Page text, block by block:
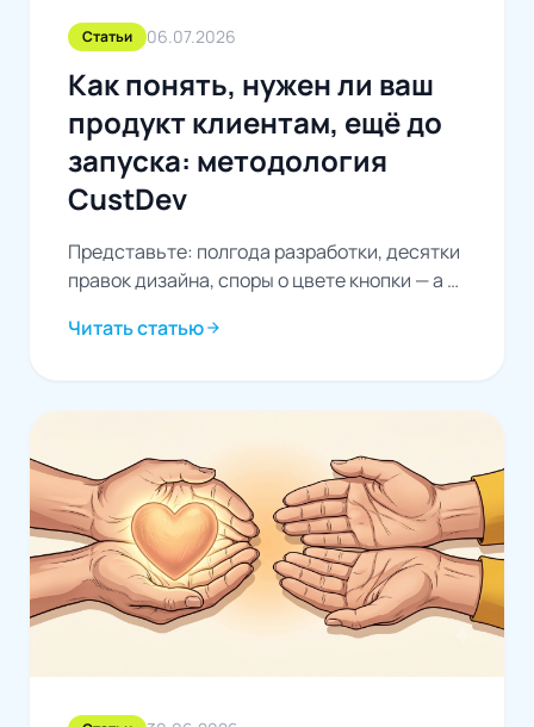
Статьи 06.07.2026
Как понять, нужен ли ваш
продукт клиентам, ещё до
запуска: методология
CustDev
Представьте: полгода разработки, десятки
правок дизайна, споры о цвете кнопки — а в
нужен...
Читать статьюarrow_forward